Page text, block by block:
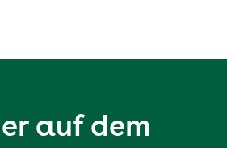
auf dem